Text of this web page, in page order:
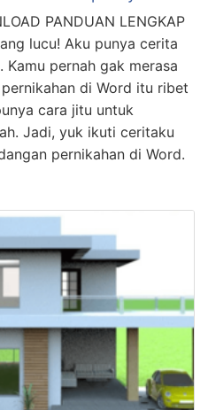
PANDUAN LENGKAP
lucu! Aku punya cerita
Kamu pernah gak merasa
di Word itu ribet
cara jitu untuk
Jadi, yuk ikuti ceritaku
pernikahan di Word.